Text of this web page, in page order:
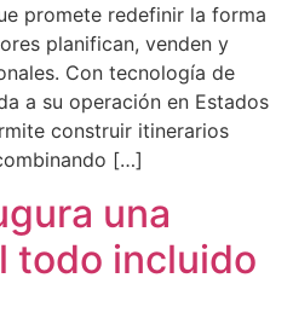
promete redefinir la forma
planifican, venden y
Con tecnología de
a su operación en Estados
construir itinerarios
[…]
una
todo incluido